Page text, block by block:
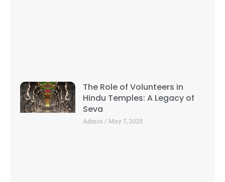
The Role of Volunteers in
Hindu Temples: A Legacy of
Seva
Admin May 7, 2025